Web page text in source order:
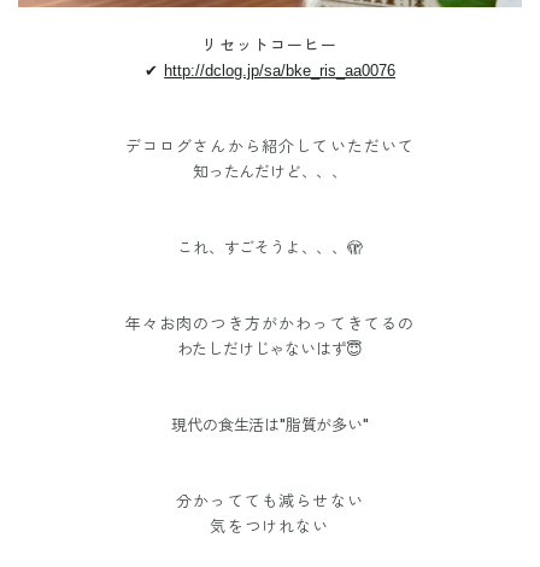
リセットコーヒー
✔︎ http://dclog.jp/sa/bke_ris_aa0076
デコログさんから紹介していただいて
知ったんだけど、、、
これ、すごそうよ、、、🫣
年々お肉のつき方がかわってきてるの
わたしだけじゃないはず😇
現代の食生活は"脂質が多い"
分かってても減らせない
気をつけれない